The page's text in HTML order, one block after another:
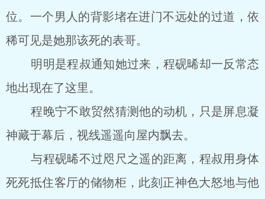
位。一个男人的背影堵在进门不远处的过道，依
稀可见是她那该死的表哥。
明明是程叔通知她过来，程砚晞却一反常态
地出现在了这里。
程晚宁不敢贸然猜测他的动机，只是屏息凝
神藏于幕后，视线遥遥向屋内飘去。
与程砚晞不过咫尺之遥的距离，程叔用身体
死死抵住客厅的储物柜，此刻正神色大怒地与他